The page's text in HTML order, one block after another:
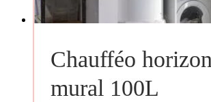
Chaufféo
mural 100L